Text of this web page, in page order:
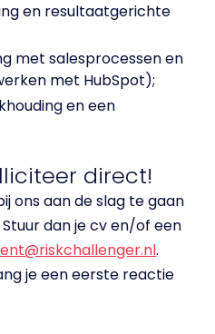
en resultaatgerichte
met salesprocessen en
met HubSpot);
en een
direct!
ons aan de slag te gaan
dan je cv en/of een
.
je een eerste reactie